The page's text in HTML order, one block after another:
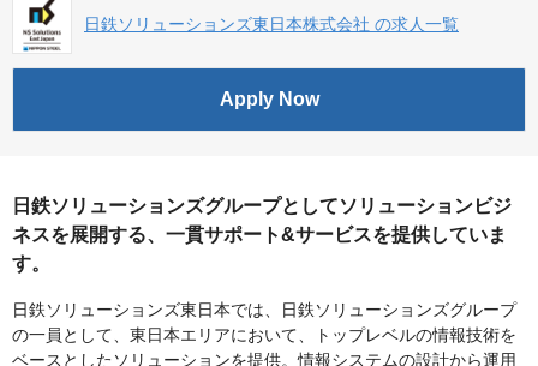
日鉄ソリューションズ東日本株式会社 の求人一覧
Apply Now
日鉄ソリューションズグループとしてソリューションビジ
ネスを展開する、一貫サポート&サービスを提供していま
す。
日鉄ソリューションズ東日本では、日鉄ソリューションズグループ
の一員として、東日本エリアにおいて、トップレベルの情報技術を
ベースとしたソリューションを提供。情報システムの設計から運用